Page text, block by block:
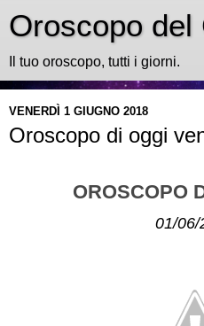
Oroscopo del
Il tuo oroscopo, tutti i giorni.
VENERDÌ 1 GIUGNO 2018
Oroscopo di oggi
OROSCOPO
01/06/